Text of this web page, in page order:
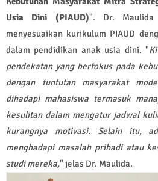
Usia Dini (PIAUD)". Dr. Maulida
menyesuaikan kurikulum PIAUD
dalam pendidikan anak usia dini. "
pendekatan yang berfokus pada
dengan tuntutan masyarakat
dihadapi mahasiswa termasuk
kesulitan dalam mengatur jadwal
kurangnya motivasi. Selain itu,
menghadapi masalah pribadi atau
studi mereka," jelas Dr. Maulida.